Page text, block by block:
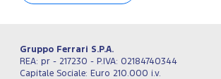
Gruppo Ferrari S.P.A.
REA: pr - 217230 - P.IVA: 02184740344
Capitale Sociale: Euro 210.000 i.v.